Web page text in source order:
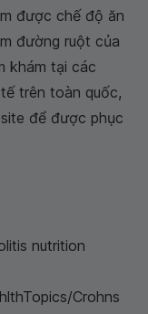
được chế độ ăn
đường ruột của
khám tại các
trên toàn quốc,
để được phục
nutrition
Crohns